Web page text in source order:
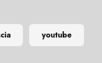
youtube